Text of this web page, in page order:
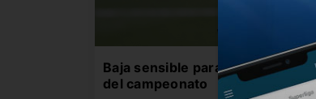
Baja sensible para Zidane para
del campeonato